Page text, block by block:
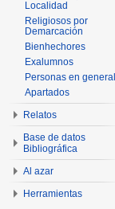
Localidad
Religiosos por
Demarcación
Bienhechores
Exalumnos
Personas en general
Apartados
Relatos
Base de datos
Bibliográfica
Al azar
Herramientas